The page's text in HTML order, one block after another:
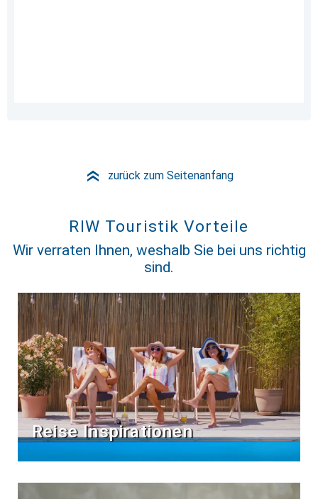
» zurück zum Seitenanfang
RIW Touristik Vorteile
Wir verraten Ihnen, weshalb Sie bei uns richtig
sind.
Reise Inspirationen